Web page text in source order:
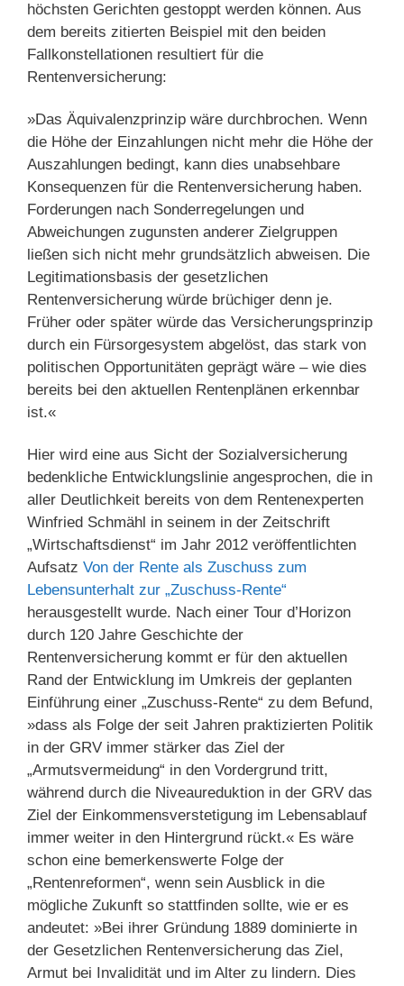
höchsten Gerichten gestoppt werden können. Aus
dem bereits zitierten Beispiel mit den beiden
Fallkonstellationen resultiert für die
Rentenversicherung:
»Das Äquivalenzprinzip wäre durchbrochen. Wenn
die Höhe der Einzahlungen nicht mehr die Höhe der
Auszahlungen bedingt, kann dies unabsehbare
Konsequenzen für die Rentenversicherung haben.
Forderungen nach Sonderregelungen und
Abweichungen zugunsten anderer Zielgruppen
ließen sich nicht mehr grundsätzlich abweisen. Die
Legitimationsbasis der gesetzlichen
Rentenversicherung würde brüchiger denn je.
Früher oder später würde das Versicherungsprinzip
durch ein Fürsorgesystem abgelöst, das stark von
politischen Opportunitäten geprägt wäre – wie dies
bereits bei den aktuellen Rentenplänen erkennbar
ist.«
Hier wird eine aus Sicht der Sozialversicherung
bedenkliche Entwicklungslinie angesprochen, die in
aller Deutlichkeit bereits von dem Rentenexperten
Winfried Schmähl in seinem in der Zeitschrift
„Wirtschaftsdienst“ im Jahr 2012 veröffentlichten
Aufsatz Von der Rente als Zuschuss zum
Lebensunterhalt zur „Zuschuss-Rente“
herausgestellt wurde. Nach einer Tour d’Horizon
durch 120 Jahre Geschichte der
Rentenversicherung kommt er für den aktuellen
Rand der Entwicklung im Umkreis der geplanten
Einführung einer „Zuschuss-Rente“ zu dem Befund,
»dass als Folge der seit Jahren praktizierten Politik
in der GRV immer stärker das Ziel der
„Armutsvermeidung“ in den Vordergrund tritt,
während durch die Niveaureduktion in der GRV das
Ziel der Einkommensverstetigung im Lebensablauf
immer weiter in den Hintergrund rückt.« Es wäre
schon eine bemerkenswerte Folge der
„Rentenreformen“, wenn sein Ausblick in die
mögliche Zukunft so stattfinden sollte, wie er es
andeutet: »Bei ihrer Gründung 1889 dominierte in
der Gesetzlichen Rentenversicherung das Ziel,
Armut bei Invalidität und im Alter zu lindern. Dies